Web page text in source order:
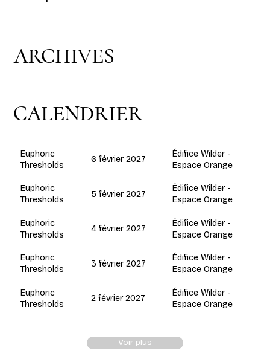
ARCHIVES
CALENDRIER
Euphoric
Thresholds
6 février 2027
Édifice Wilder -
Espace Orange
Euphoric
Thresholds
5 février 2027
Édifice Wilder -
Espace Orange
Euphoric
Thresholds
4 février 2027
Édifice Wilder -
Espace Orange
Euphoric
Thresholds
3 février 2027
Édifice Wilder -
Espace Orange
Euphoric
Thresholds
2 février 2027
Édifice Wilder -
Espace Orange
Voir plus